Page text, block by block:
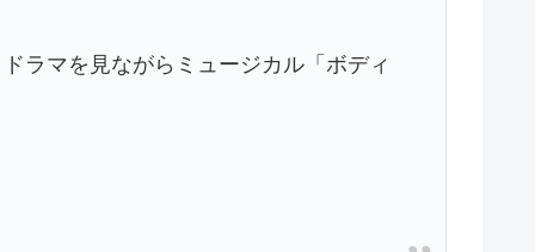
ラマを見ながらミュージカル「ボディ